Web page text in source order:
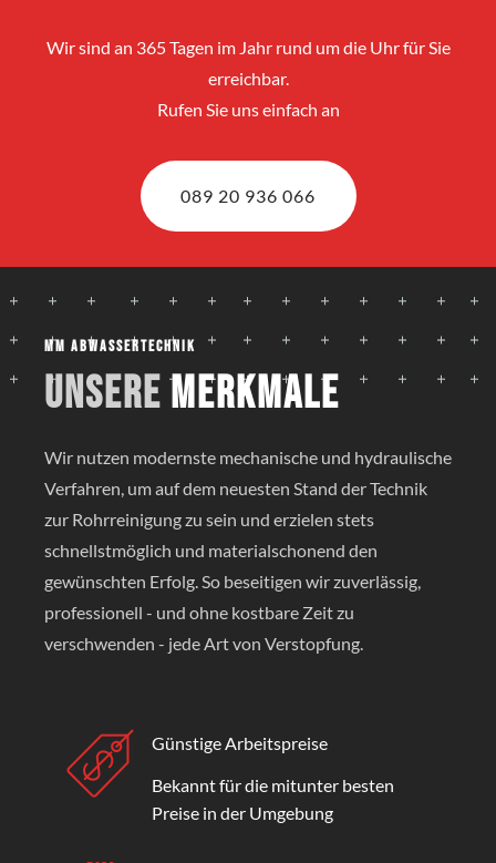
Wir sind an 365 Tagen im Jahr rund um die Uhr für Sie
erreichbar.
Rufen Sie uns einfach an
089 20 936 066
MM Abwassertechnik
UnsereMerkmale
Wir nutzen modernste mechanische und hydraulische
Verfahren, um auf dem neuesten Stand der Technik
zur Rohrreinigung zu sein und erzielen stets
schnellstmöglich und materialschonend den
gewünschten Erfolg. So beseitigen wir zuverlässig,
professionell - und ohne kostbare Zeit zu
verschwenden - jede Art von Verstopfung.
Günstige Arbeitspreise
Bekannt für die mitunter besten
Preise in der Umgebung